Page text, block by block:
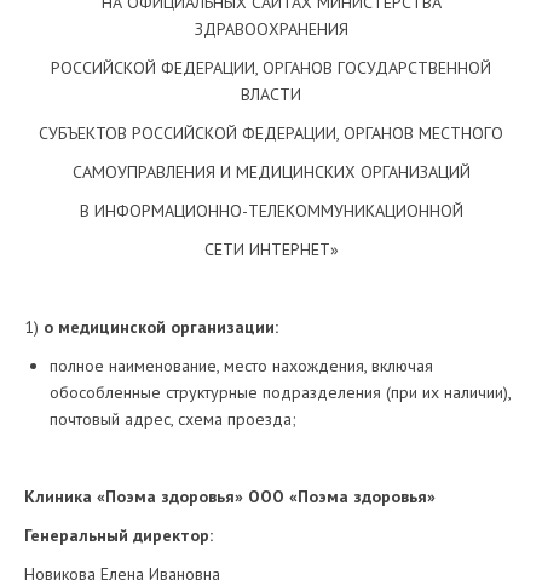
ЗДРАВООХРАНЕНИЯ
РОССИЙСКОЙ ФЕДЕРАЦИИ, ОРГАНОВ ГОСУДАРСТВЕННОЙ
ВЛАСТИ
СУБЪЕКТОВ РОССИЙСКОЙ ФЕДЕРАЦИИ, ОРГАНОВ МЕСТНОГО
САМОУПРАВЛЕНИЯ И МЕДИЦИНСКИХ ОРГАНИЗАЦИЙ
В ИНФОРМАЦИОННО-ТЕЛЕКОММУНИКАЦИОННОЙ
СЕТИ ИНТЕРНЕТ»
1) о медицинской организации:
полное наименование, место нахождения, включая
обособленные структурные подразделения (при их наличии),
почтовый адрес, схема проезда;
Клиника «Поэма здоровья» OOО «Поэма здоровья»
Генеральный директор:
Новикова Елена Ивановна